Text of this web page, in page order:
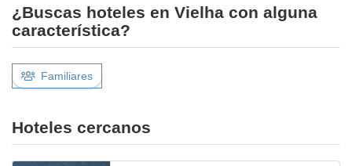
¿Buscas hoteles en Vielha con alguna
característica?
Familiares
Hoteles cercanos